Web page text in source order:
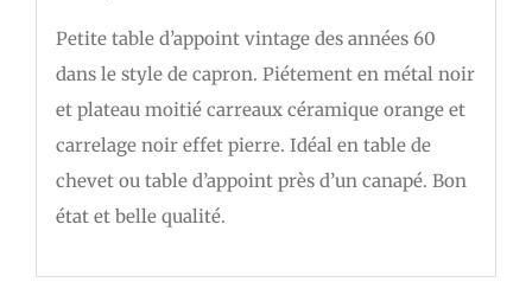
Petite table d’appoint vintage des années 60
dans le style de capron. Piétement en métal noir
et plateau moitié carreaux céramique orange et
carrelage noir effet pierre. Idéal en table de
chevet ou table d’appoint près d’un canapé. Bon
état et belle qualité.